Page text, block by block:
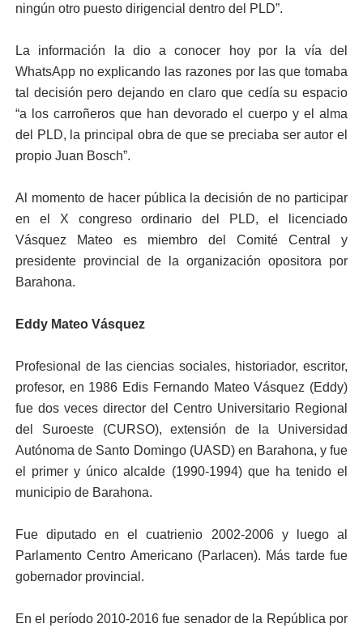
ningún otro puesto dirigencial dentro del PLD”.
La información la dio a conocer hoy por la vía del
WhatsApp no explicando las razones por las que tomaba
tal decisión pero dejando en claro que cedía su espacio
“a los carroñeros que han devorado el cuerpo y el alma
del PLD, la principal obra de que se preciaba ser autor el
propio Juan Bosch”.
Al momento de hacer pública la decisión de no participar
en el X congreso ordinario del PLD, el licenciado
Vásquez Mateo es miembro del Comité Central y
presidente provincial de la organización opositora por
Barahona.
Eddy Mateo Vásquez
Profesional de las ciencias sociales, historiador, escritor,
profesor, en 1986 Edis Fernando Mateo Vásquez (Eddy)
fue dos veces director del Centro Universitario Regional
del Suroeste (CURSO), extensión de la Universidad
Autónoma de Santo Domingo (UASD) en Barahona, y fue
el primer y único alcalde (1990-1994) que ha tenido el
municipio de Barahona.
Fue diputado en el cuatrienio 2002-2006 y luego al
Parlamento Centro Americano (Parlacen). Más tarde fue
gobernador provincial.
En el período 2010-2016 fue senador de la República por